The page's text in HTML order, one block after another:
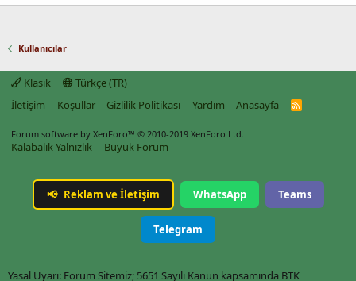
Kullanıcılar
Klasik
Türkçe (TR)
İletişim
Koşullar Gizlilik Politikası Yardım Anasayfa
R
Forum software by XenForo™ © 2010-2019 XenForo Ltd.
Kalabalık Yalnızlık Büyük Forum
📢 Reklam ve İletişim WhatsApp Teams
Telegram
Yasal Uyarı: Forum Sitemiz; 5651 Sayılı Kanun kapsamında BTK